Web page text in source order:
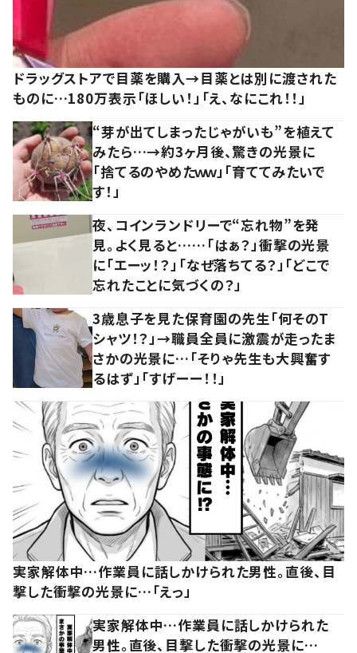
ドラッグストアで目薬を購入→目薬とは別に渡された
ものに…180万表示「ほしい！」「え、なにこれ！！」
“芽が出てしまったじゃがいも”を植えて
みたら…→約3ヶ月後、驚きの光景に
「捨てるのやめたｗｗ」「育ててみたいで
す！」
夜、コインランドリーで“忘れ物”を発
見。よく見ると……「はぁ？」衝撃の光景
に「エーッ！？」「なぜ落ちてる？」「どこで
忘れたことに気づくの？」
3歳息子を見た保育園の先生「何そのT
シャツ！？」→職員全員に激震が走ったま
さかの光景に…「そりゃ先生も大興奮す
るはず」「すげーー！！」
実家解体中…作業員に話しかけられた男性。直後、目
撃した衝撃の光景に…「えっ」
実家解体中…作業員に話しかけられた
男性。直後、目撃した衝撃の光景に…